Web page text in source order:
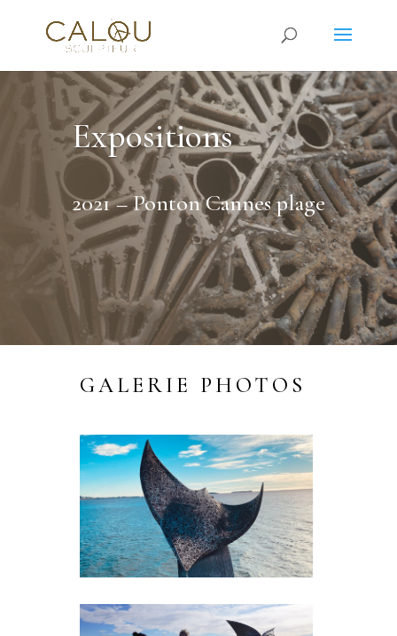
Expositions
2021 – Ponton Cannes plage
GALERIE PHOTOS